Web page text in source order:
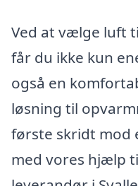
Ved at vælge luft
får du ikke kun
også en
løsning til
første skridt mod
med vores hjælp